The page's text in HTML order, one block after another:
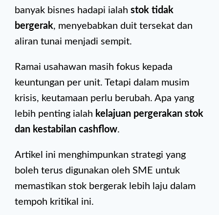
banyak bisnes hadapi ialah stok tidak
bergerak, menyebabkan duit tersekat dan
aliran tunai menjadi sempit.
Ramai usahawan masih fokus kepada
keuntungan per unit. Tetapi dalam musim
krisis, keutamaan perlu berubah. Apa yang
lebih penting ialah kelajuan pergerakan stok
dan kestabilan cashflow.
Artikel ini menghimpunkan strategi yang
boleh terus digunakan oleh SME untuk
memastikan stok bergerak lebih laju dalam
tempoh kritikal ini.